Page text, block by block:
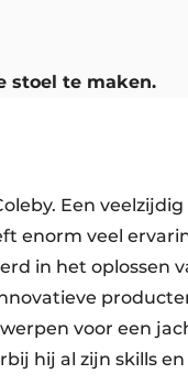
stoel te maken.
Een
enorm veel
in het oplossen
voor een
hij al zijn skills